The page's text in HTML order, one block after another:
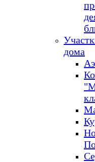
дома